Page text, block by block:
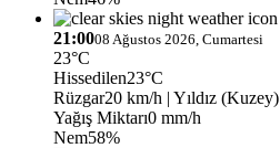
21:0008 Ağustos 2026, Cumartesi
23°C
Hissedilen23°C
Rüzgar20 km/h | Yıldız (Kuzey)
Yağış Miktarı0 mm/h
Nem58%